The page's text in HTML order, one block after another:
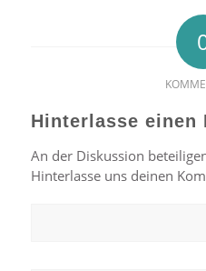
Hinterlasse einen
An der Diskussion
Hinterlasse uns deinen